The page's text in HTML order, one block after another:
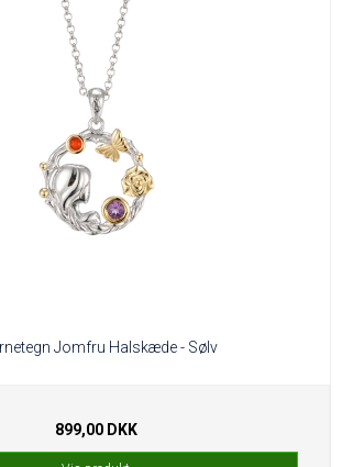
Jomfru Halskæde - Sølv
899,00 DKK